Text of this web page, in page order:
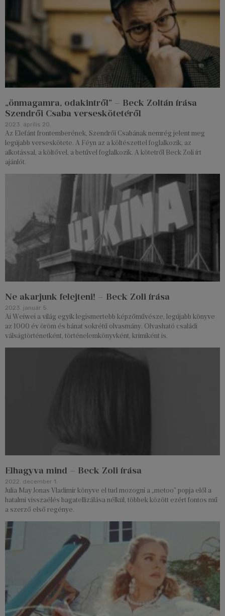
„önmagamra, odakintről” – Beck Zoltán írása
Szendrői Csaba verseskötetéről
2023. április 20.
Az Elefánt frontemberének, Szendrői Csabának nemrég jelent meg
legújabb verseskötete. A Féyn az a költészettel foglalkozik, az
alkotással, a költővel, a betűvel foglalkozik. A kötetről Beck Zoli írt
ajánlót.
Ne akarjunk felejteni! – Beck Zoli írása
2023. január 5.
Ai Weiwei a világ egyik legismertebb képzőművésze, legújabb könyve
az 1000 év öröm és bánat sokrétű olvasmány. Olvasható családi
válságtörténetként, történelemkönyvként, krimiként is.
Elhagyva mind – Beck Zoli írása
2022. december 1.
Julia May Jonas Vladimir könyve el tud mozogni a „metoo” popja elől a
hatalmi visszaélés bagatellizálása nélkül, többek között ezért fontos mű
a szerző első regénye.